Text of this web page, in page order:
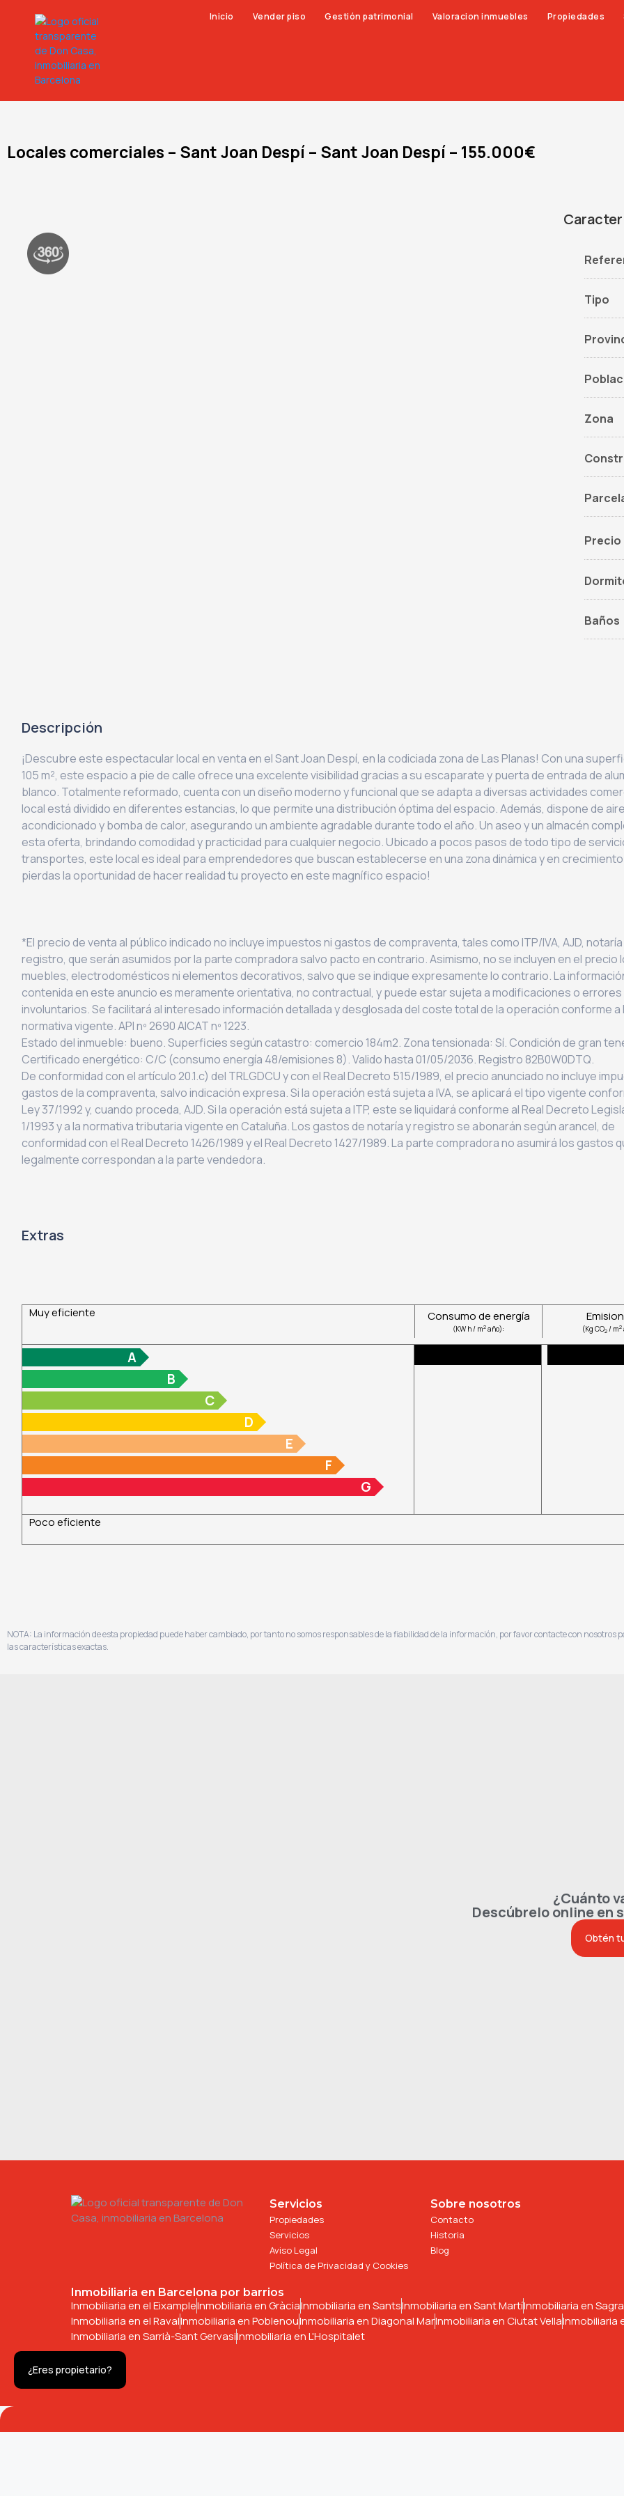
Inicio Vender piso Gestión patrimonial Valoracion inmuebles Propiedades
Locales comerciales – Sant Joan Despí – Sant Joan Despí – 155.000€
Tipo
Zona
Precio
Baños
Descripción
¡Descubre este espectacular local en venta en el Sant Joan Despí, en la codiciada zona de Las Planas! Con una
105 m², este espacio a pie de calle ofrece una excelente visibilidad gracias a su escaparate y puerta de entrada de
blanco. Totalmente reformado, cuenta con un diseño moderno y funcional que se adapta a diversas actividades
local está dividido en diferentes estancias, lo que permite una distribución óptima del espacio. Además, dispone de aire
acondicionado y bomba de calor, asegurando un ambiente agradable durante todo el año. Un aseo y un almacén
esta oferta, brindando comodidad y practicidad para cualquier negocio. Ubicado a pocos pasos de todo tipo de
transportes, este local es ideal para emprendedores que buscan establecerse en una zona dinámica y en crecimiento.
pierdas la oportunidad de hacer realidad tu proyecto en este magnífico espacio!
*El precio de venta al público indicado no incluye impuestos ni gastos de compraventa, tales como ITP/IVA, AJD,
registro, que serán asumidos por la parte compradora salvo pacto en contrario. Asimismo, no se incluyen en el precio
muebles, electrodomésticos ni elementos decorativos, salvo que se indique expresamente lo contrario. La
contenida en este anuncio es meramente orientativa, no contractual, y puede estar sujeta a modificaciones o errores
involuntarios. Se facilitará al interesado información detallada y desglosada del coste total de la operación conforme a
normativa vigente. API nº 2690 AICAT nº 1223.
Estado del inmueble: bueno. Superficies según catastro: comercio 184m2. Zona tensionada: Sí. Condición de gran
Certificado energético: C/C (consumo energía 48/emisiones 8). Valido hasta 01/05/2036. Registro 82B0W0DTQ.
De conformidad con el artículo 20.1.c) del TRLGDCU y con el Real Decreto 515/1989, el precio anunciado no incluye
gastos de la compraventa, salvo indicación expresa. Si la operación está sujeta a IVA, se aplicará el tipo vigente
Ley 37/1992 y, cuando proceda, AJD. Si la operación está sujeta a ITP, este se liquidará conforme al Real Decreto
1/1993 y a la normativa tributaria vigente en Cataluña. Los gastos de notaría y registro se abonarán según arancel, de
conformidad con el Real Decreto 1426/1989 y el Real Decreto 1427/1989. La parte compradora no asumirá los gastos
legalmente correspondan a la parte vendedora.
Extras
Muy eficiente Consumo de energía
(KW h / m2 año): (Kg CO2/ m2
A
B
C
D
E
F
G
Poco eficiente
NOTA: La información de esta propiedad puede haber cambiado, por tanto no somos responsables de la fiabilidad de la información, por favor contacte con nosotros
las características exactas.
¿Cuánto
Descúbrelo online en
Obtén
Servicios
Propiedades
Servicios
Aviso Legal
Política de Privacidad y Cookies
Sobre nosotros
Contacto
Historia
Blog
Inmobiliaria en Barcelona por barrios
Inmobiliaria en el EixampleInmobiliaria en GràciaInmobiliaria en SantsInmobiliaria en Sant MartíInmobiliaria en
Inmobiliaria en el RavalInmobiliaria en PoblenouInmobiliaria en Diagonal MarInmobiliaria en Ciutat VellaInmobiliaria
Inmobiliaria en Sarrià-Sant GervasiInmobiliaria en L'Hospitalet
¿Eres propietario?